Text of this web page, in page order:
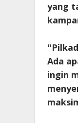
yang
Ada
ingin